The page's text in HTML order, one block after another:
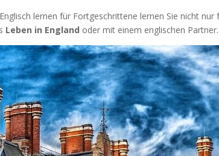
lernen für Fortgeschrittene lernen Sie nicht nur
Leben in England oder mit einem englischen Partner.